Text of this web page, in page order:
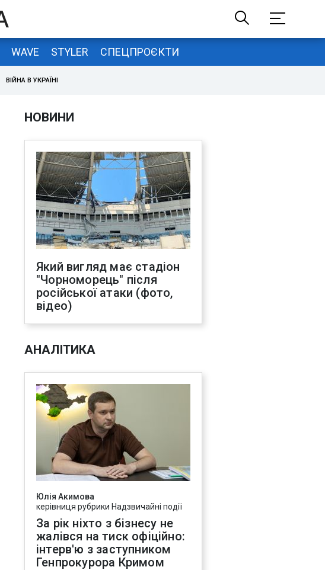
WAVE STYLER СПЕЦПРОЄКТИ
ВІЙНА В УКРАЇНІ
НОВИНИ
Який вигляд має стадіон
"Чорноморець" після
російської атаки (фото,
відео)
АНАЛІТИКА
Юлія Акимова
керівниця рубрики Надзвичайні події
За рік ніхто з бізнесу не
жалівся на тиск офіційно:
інтерв'ю з заступником
Генпрокурора Кримом